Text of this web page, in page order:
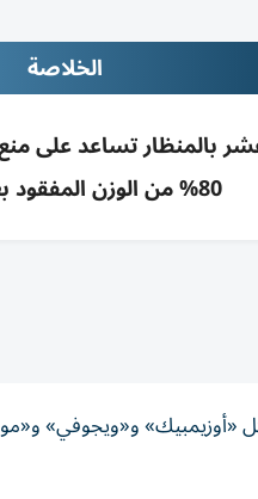
الخلاصة
بالمنظار تساعد على
80% من الوزن المفقود بعد 6 أشهر
و«ويجوفي»